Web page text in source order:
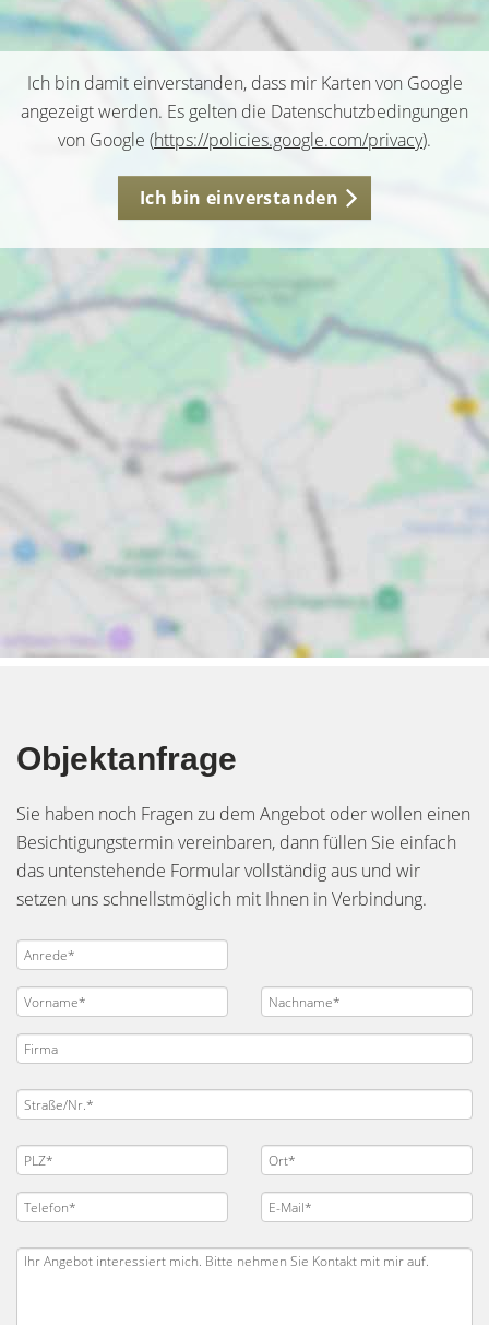
Ich bin damit einverstanden, dass mir Karten von Google
angezeigt werden. Es gelten die Datenschutzbedingungen
von Google (https://policies.google.com/privacy).
Ich bin einverstanden
Objektanfrage
Sie haben noch Fragen zu dem Angebot oder wollen einen
Besichtigungstermin vereinbaren, dann füllen Sie einfach
das untenstehende Formular vollständig aus und wir
setzen uns schnellstmöglich mit Ihnen in Verbindung.